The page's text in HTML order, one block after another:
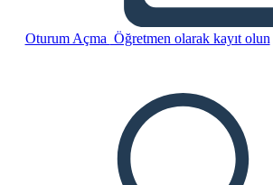
Oturum Açma Öğretmen olarak kayıt olun
HİKAYE PANOSU OLUŞTUR
GÖSTERİSİNİ OYNAT
BENİ OKU